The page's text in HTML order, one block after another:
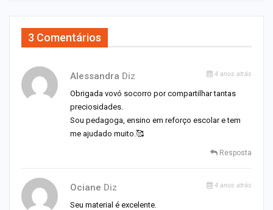
3 Comentários
Alessandra Diz 4 anos atrás
Obrigada vovó socorro por compartilhar tantas
preciosidades.
Sou pedagoga, ensino em reforço escolar e tem
me ajudado muito.🥰
Resposta
Ociane Diz 4 anos atrás
Seu material é excelente.